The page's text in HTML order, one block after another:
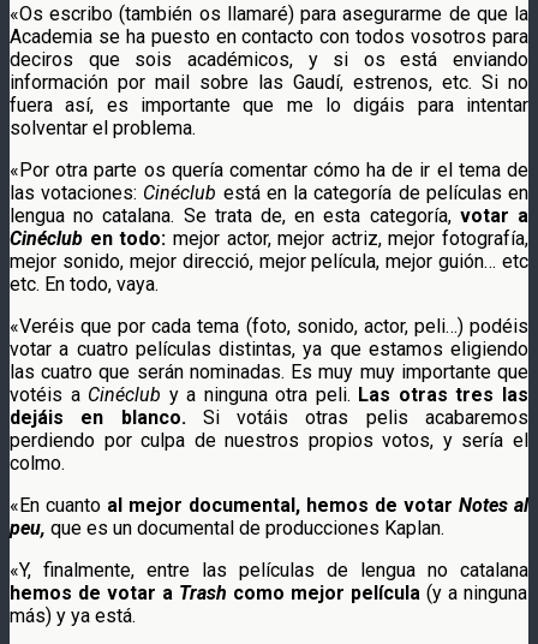
«Os escribo (también os llamaré) para asegurarme de que la
Academia se ha puesto en contacto con todos vosotros para
deciros que sois académicos, y si os está enviando
información por mail sobre las Gaudí, estrenos, etc. Si no
fuera así, es importante que me lo digáis para intentar
solventar el problema.
«Por otra parte os quería comentar cómo ha de ir el tema de
las votaciones: Cinéclub está en la categoría de películas en
lengua no catalana. Se trata de, en esta categoría,votar a
Cinéclub en todo: mejor actor, mejor actriz, mejor fotografía,
mejor sonido, mejor direcció, mejor película, mejor guión… etc
etc. En todo, vaya.
«Veréis que por cada tema (foto, sonido, actor, peli…) podéis
votar a cuatro películas distintas, ya que estamos eligiendo
las cuatro que serán nominadas. Es muy muy importante que
votéis a Cinéclub y a ninguna otra peli. Las otras tres las
dejáis en blanco.Si votáis otras pelis acabaremos
perdiendo por culpa de nuestros propios votos, y sería el
colmo.
«En cuanto al mejor documental, hemos de votar Notes al
peu, que es un documental de producciones Kaplan.
«Y, finalmente, entre las películas de lengua no catalana
hemos de votar a Trash como mejor película (y a ninguna
más) y ya está.